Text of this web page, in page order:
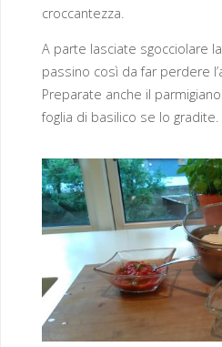
croccantezza.
A parte lasciate sgocciolare
passino così da far perdere
Preparate anche il
foglia di basilico se lo gradite.